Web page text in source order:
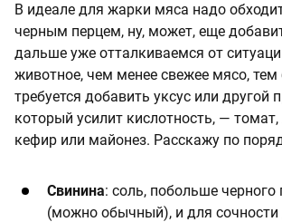
В идеале для жарки мяса надо
черным перцем, ну, может, еще
дальше уже отталкиваемся от
животное, чем менее свежее мясо,
требуется добавить уксус или другой
который усилит кислотность, —
кефир или майонез. Расскажу по
Свинина: соль, побольше черного
(можно обычный), и для сочности